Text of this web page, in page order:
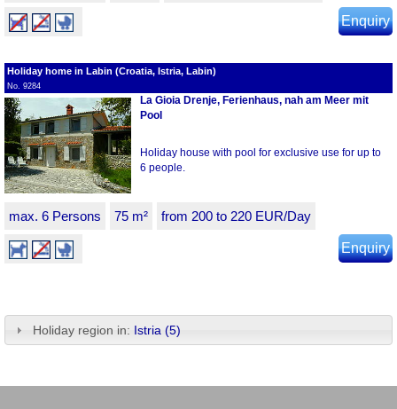
Enquiry
Holiday home in Labin (Croatia, Istria, Labin)
No. 9284
La Gioia Drenje, Ferienhaus, nah am Meer mit
Pool
Holiday house with pool for exclusive use for up to
6 people.
max. 6 Persons 75 m² from 200 to 220 EUR/Day
Enquiry
Holiday region in: Istria (5)